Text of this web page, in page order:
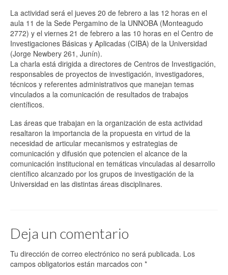
La actividad será el jueves 20 de febrero a las 12 horas en el
aula 11 de la Sede Pergamino de la UNNOBA (Monteagudo
2772) y el viernes 21 de febrero a las 10 horas en el Centro de
Investigaciones Básicas y Aplicadas (CIBA) de la Universidad
(Jorge Newbery 261, Junín).
La charla está dirigida a directores de Centros de Investigación,
responsables de proyectos de investigación, investigadores,
técnicos y referentes administrativos que manejan temas
vinculados a la comunicación de resultados de trabajos
científicos.
Las áreas que trabajan en la organización de esta actividad
resaltaron la importancia de la propuesta en virtud de la
necesidad de articular mecanismos y estrategias de
comunicación y difusión que potencien el alcance de la
comunicación institucional en temáticas vinculadas al desarrollo
científico alcanzado por los grupos de investigación de la
Universidad en las distintas áreas disciplinares.
Deja un comentario
Tu dirección de correo electrónico no será publicada. Los
campos obligatorios están marcados con *